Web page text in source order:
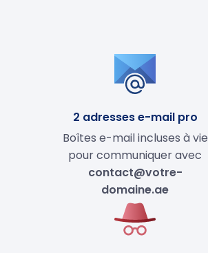
2 adresses e-mail pro
Boîtes e-mail incluses à vie
pour communiquer avec
contact@votre-
domaine.ae